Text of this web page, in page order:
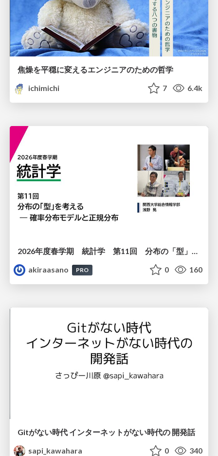
焦燥を平穏に変えるエンジニアのための哲学
ichimichi
7 6.4k
akiraasano
PRO 0 160
Gitがない時代 インターネットがない時代の 開発話
sapi_kawahara
0 340